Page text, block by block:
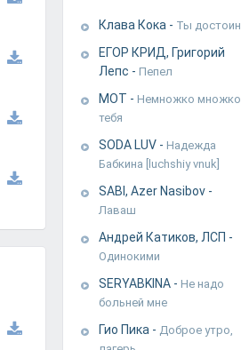
Клава Кока - Ты достоин
ЕГОР КРИД, Григорий
Лепс - Пепел
МОТ - Немножко множко
тебя
SODA LUV - Надежда
Бабкина [luchshiy vnuk]
SABI, Azer Nasibov -
Лаваш
Андрей Катиков, ЛСП -
Одинокими
SERYABKINA - Не надо
больней мне
Гио Пика - Доброе утро,